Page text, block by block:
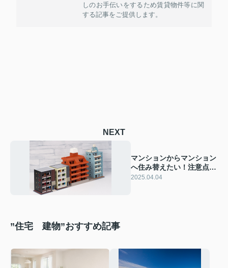
しのお手伝いをするため賃貸物件等に関
する記事をご提供します。
NEXT
マンションからマンション
へ住み替えたい！注意点と
住み替え方法も解説
2025.04.04
”住宅 建物”おすすめ記事